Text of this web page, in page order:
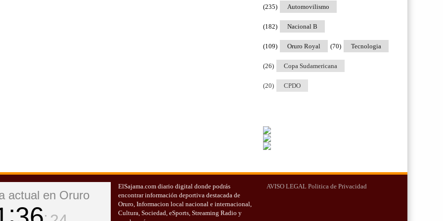
Automovilismo
(235)
Nacional B
(182)
Oruro Royal
(109) Tecnologia
(70)
Copa Sudamericana
(26)
CPDO
(20)
actual en Oruro
ElSajama.com diario digital donde podrás
encontrar información deportiva destacada de
Oruro, Informacion local nacional e internacional,
Cultura, Sociedad, eSports, Streaming Radio y
AVISO LEGAL Politica de Privacidad